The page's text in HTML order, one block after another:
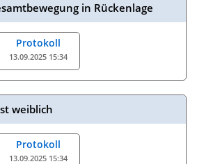
in Rückenlage
Protokoll
13.09.2025 15:34
weiblich
Protokoll
13.09.2025 15:34